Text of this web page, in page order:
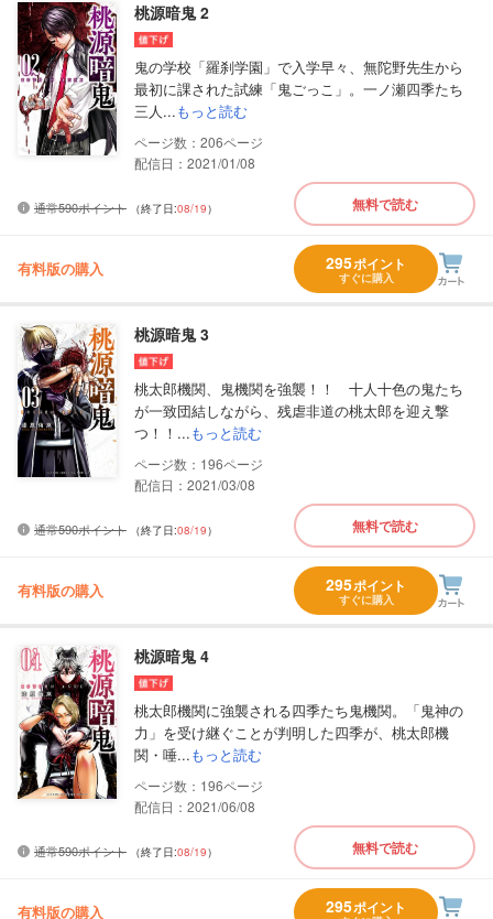
桃源暗鬼 2
鬼の学校「羅刹学園」で入学早々、無陀野先生から
最初に課された試練「鬼ごっこ」。一ノ瀬四季たち
三人...もっと読む
206
配信日：2021/01/08
通常590ポイント （終了日:08/19） 無料で読む
有料版の購入 295ポイント
すぐに購入
桃源暗鬼 3
桃太郎機関、鬼機関を強襲！！ 十人十色の鬼たち
が一致団結しながら、残虐非道の桃太郎を迎え撃
つ！！...もっと読む
196
配信日：2021/03/08
通常590ポイント （終了日:08/19） 無料で読む
有料版の購入 295ポイント
すぐに購入
桃源暗鬼 4
桃太郎機関に強襲される四季たち鬼機関。「鬼神の
力」を受け継ぐことが判明した四季が、桃太郎機
関・唾...もっと読む
196
配信日：2021/06/08
通常590ポイント （終了日:08/19） 無料で読む
有料版の購入 295ポイント